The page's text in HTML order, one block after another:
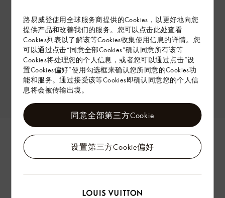
路易威登使用全球服务商提供的Cookies，以更好地向您
提供产品和改善我们的服务。您可以点击此处查看
Cookies列表以了解该等Cookies收集使用信息的详情。您
可以通过点击“同意全部Cookies”确认同意所有该等
Cookies将处理您的个人信息，或者您可以通过点击“设
置Cookies偏好”使用勾选框来确认您所同意的Cookies功
能和服务。通过接受该等Cookies即确认同意您的个人信
息将会被传输出境。
设置第三方Cookie偏好
同意全部第三方Cookie